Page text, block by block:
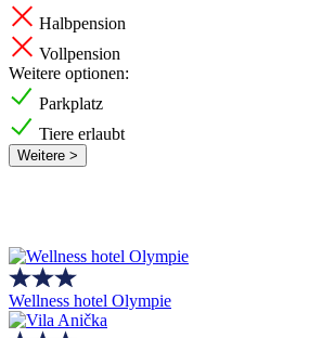
Halbpension
Vollpension
Weitere optionen:
Parkplatz
Tiere erlaubt
Weitere >
Wellness hotel Olympie